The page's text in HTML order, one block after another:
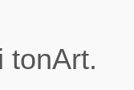
tonArt.